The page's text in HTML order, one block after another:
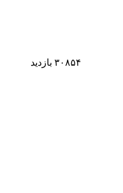
۳۰۸۵۴ بازدید